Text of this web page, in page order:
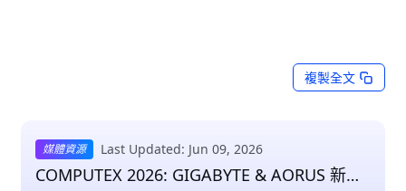
複製全文
媒體資源 Last Updated: Jun 09, 2026
COMPUTEX 2026: GIGABYTE & AORUS 新聞